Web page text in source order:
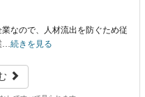
なので、人材流出を防ぐため従
…続きを見る